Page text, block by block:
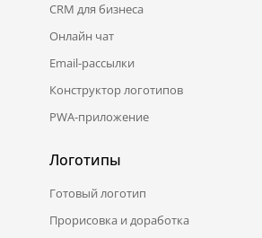
CRM для бизнеса
Онлайн чат
Email-рассылки
Конструктор логотипов
PWA-приложение
Логотипы
Готовый логотип
Прорисовка и доработка